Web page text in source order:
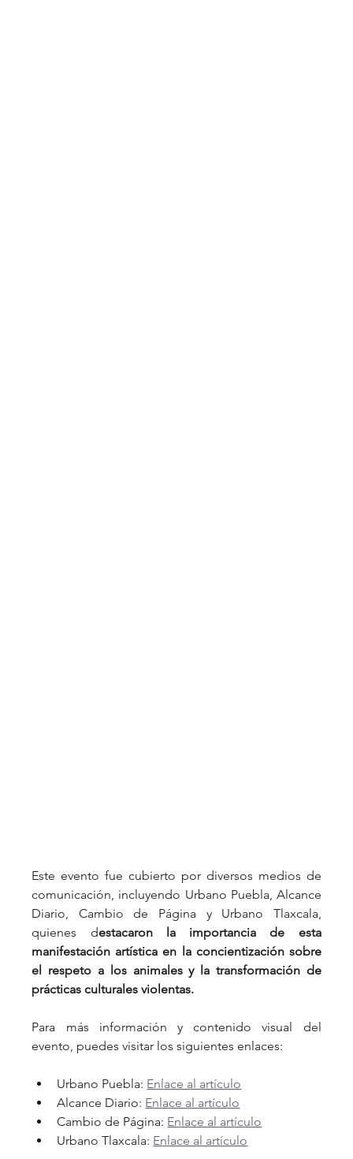
Este evento fue cubierto por diversos medios de
comunicación, incluyendo Urbano Puebla, Alcance
Diario, Cambio de Página y Urbano Tlaxcala,
quienes destacaron la importancia de esta
manifestación artística en la concientización sobre
el respeto a los animales y la transformación de
prácticas culturales violentas.
Para más información y contenido visual del
evento, puedes visitar los siguientes enlaces:
Urbano Puebla: Enlace al artículo
Alcance Diario: Enlace al artículo
Cambio de Página: Enlace al artículo
Urbano Tlaxcala: Enlace al artículo